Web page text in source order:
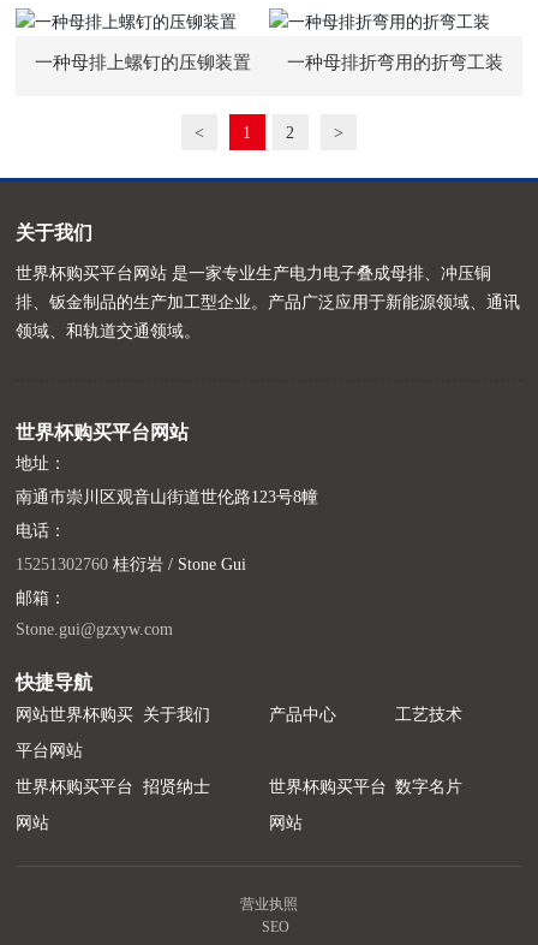
一种母排上螺钉的压铆装置 一种母排折弯用的折弯工装
< 1 2 >
关于我们
世界杯购买平台网站 是一家专业生产电力电子叠成母排、冲压铜
排、钣金制品的生产加工型企业。产品广泛应用于新能源领域、通讯
领域、和轨道交通领域。
世界杯购买平台网站
地址：
南通市崇川区观音山街道世伦路123号8幢
电话：
15251302760 桂衍岩 / Stone Gui
邮箱：
Stone.gui@gzxyw.com
快捷导航
网站世界杯购买
平台网站
关于我们 产品中心 工艺技术
世界杯购买平台
网站
招贤纳士
世界杯购买平台
网站
数字名片
营业执照
SEO